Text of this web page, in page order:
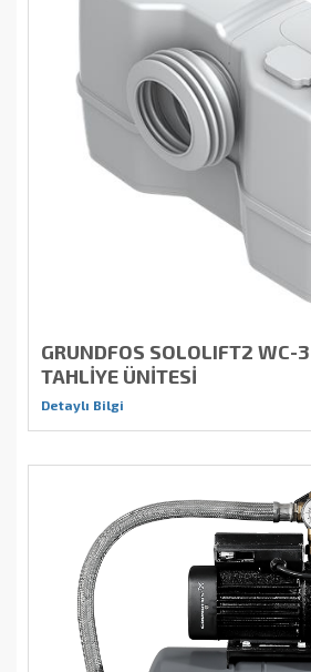
GRUNDFOS SOLOLIFT2 WC-
TAHLİYE ÜNİTESİ
Detaylı Bilgi